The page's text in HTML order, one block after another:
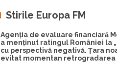
Stirile Europa FM
Agenția de evaluare financiară
a menținut ratingul României la
cu perspectivă negativă. Țara
evitat momentan retrogradarea